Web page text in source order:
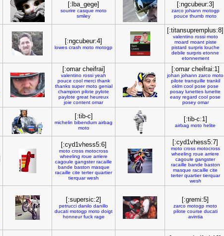
[:lba_gege]
sourire casque moto
smiley
[:ngcubeur:3]
zarco johann motogp
pouce thumb moto
[:ngcubeur:4]
lowes crash moto motogp
[:titansupremplus:8]
valentino rossi moto
moard moant piste
pistard surpris louche
debile surpris etonne
etonnement
[:omar cheifrai]
valentino rossi yeah
pouce cool merci thank
thanks super moto genial
champion pilote pylote
paylote great heureux
joie content omar
[:omar cheifrai:1]
johan johann zarco moto
pilote tranquille trankil
oklm cool pose pose
posay lunettes lunette
easy regard cool pose
posey omar
[:tib-c]
michelin bibendum airbag
moto
[:tib-c:1]
airbag moto helite
[:cyd1vhess5:6]
moto cross motocross
wheeling roue arriere
cagoule gangster racaille
bande baston masque
racaille cite terter quartier
tierquar wesh
[:cyd1vhess5:7]
moto cross motocross
wheeling roue arriere
cagoule gangster
racaille bande baston
masque racaille cite
terter quartier tierquar
wesh
[:supersic:2]
petrucci danilo danillo
ducati motogp moto doigt
honneur fuck rage
[:gremi:5]
zarco motogp moto
pilote course ducati
avintia